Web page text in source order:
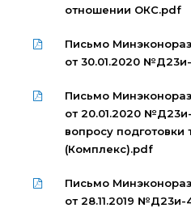
отношении ОКС.pdf
Письмо
от 30.01.2020
Письмо
от 20.01.2020
вопросу подготовки
(Комплекс).pdf
Письмо
от 28.11.2019 №Д23и-